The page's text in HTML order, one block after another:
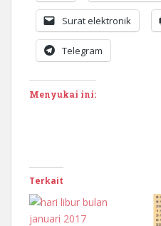
Surat elektronik
Telegram
Menyukai ini:
Terkait